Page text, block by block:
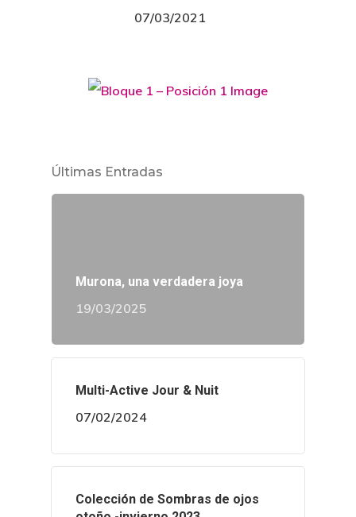
07/03/2021
Últimas Entradas
Murona, una verdadera joya
19/03/2025
Multi-Active Jour & Nuit
07/02/2024
Colección de Sombras de ojos